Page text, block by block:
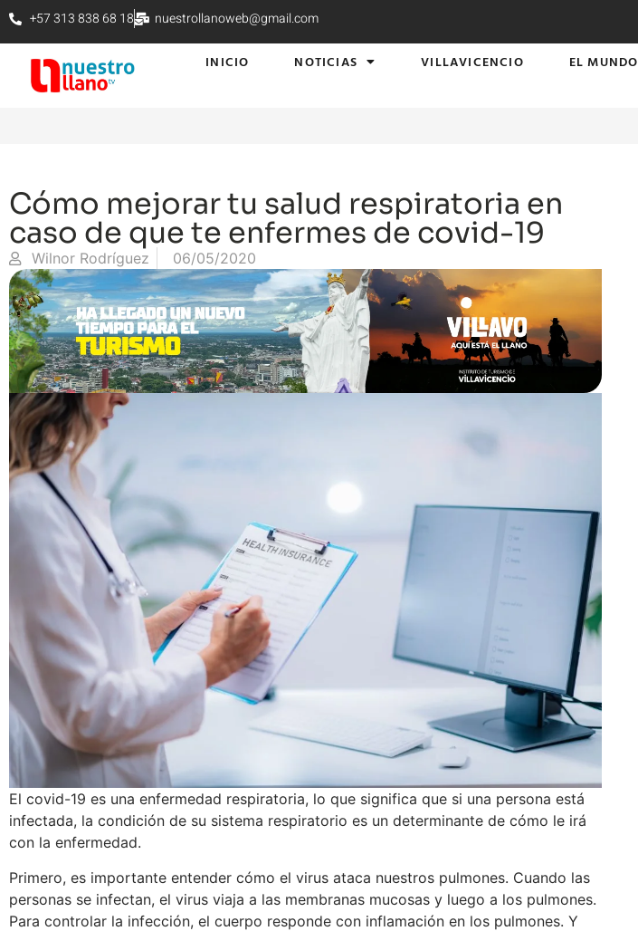
+57 313 838 68 18 nuestrollanoweb@gmail.com
INICIO NOTICIAS VILLAVICENCIO EL MUNDO
Cómo mejorar tu salud respiratoria en
caso de que te enfermes de covid-19
Wilnor Rodríguez 06/05/2020
El covid-19 es una enfermedad respiratoria, lo que significa que si una persona está
infectada, la condición de su sistema respiratorio es un determinante de cómo le irá
con la enfermedad.
Primero, es importante entender cómo el virus ataca nuestros pulmones. Cuando las
personas se infectan, el virus viaja a las membranas mucosas y luego a los pulmones.
Para controlar la infección, el cuerpo responde con inflamación en los pulmones. Y